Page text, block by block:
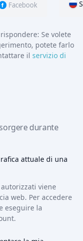
Instagram
Se volete
potete farlo
il servizio di
durante
attuale di una
viene
web. Per accedere
eseguire la